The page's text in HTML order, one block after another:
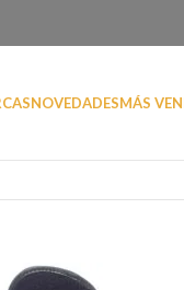
NOVEDADESMÁS